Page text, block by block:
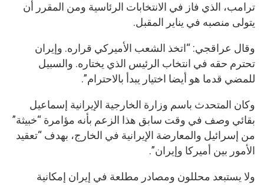
ترامب، الذي فاز في الانتخابات الرئاسية ومن المقرر أن
يتولى منصبه في يناير المقبل.
وقال عراقجي: “اتخذ الشعب الأميركي قراره. وإيران
تحترم حقه في انتخاب الرئيس الذي يختاره. والسبيل
للمضي قدما هو أيضا اختيار يبدأ بالاحترام”.
وكان المتحدث باسم وزارة الخارجية الإيرانية إسماعيل
بقائي وصف في وقت سابق هذا الزعم بأنه مؤامرة “خبيثة”
من إسرائيل والمعارضة الإيرانية في الخارج، بهدف “تعقيد
الأمور بين أميركا وإيران”.
ولا يستبعد محللون ومصادر مطلعة في إيران إمكانية